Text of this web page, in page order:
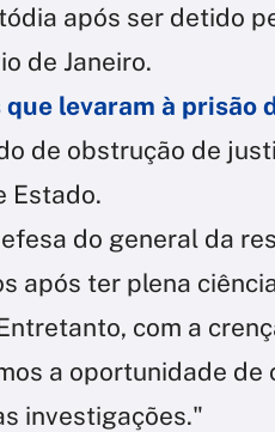
após ser detido
de Janeiro.
que levaram à prisão
de obstrução de
Estado.
do general da
após ter plena
com a
a oportunidade de
investigações."